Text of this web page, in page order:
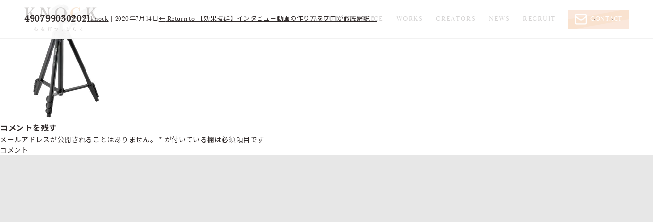
ABOUT SERVICE WORKS CREATORS NEWS RECRUIT CONTACT
4907990302021knock | 2020年7月14日← Return to 【効果抜群】インタビュー動画の作り方をプロが徹底解説！ ‹ ›
コメントを残す
メールアドレスが公開されることはありません。 * が付いている欄は必須項目です
コメント